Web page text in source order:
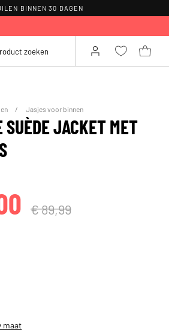
BINNEN 30 DAGEN
Jasjes voor binnen
SUÈDE JACKET MET
€ 89,99
maat